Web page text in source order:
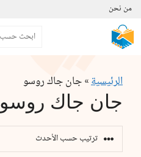
انتقل
إلى
المحتوى
من نحن
البحث
الرئيسية»جان جاك روسو
جان جاك روسو